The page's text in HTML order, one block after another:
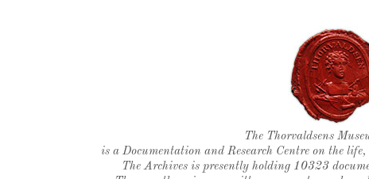
Thorvaldsen's
The Thorvaldsens
is a Documentation and Research Centre on the
The Archives is presently holding 10323